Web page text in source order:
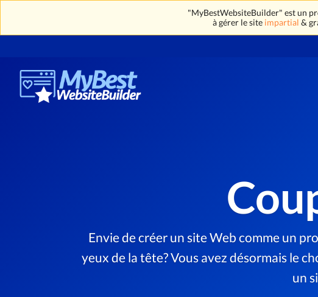
"MyBestWebsiteBuilder" est un
à gérer le site impartial &
Envie de créer un site Web comme un
yeux de la tête? Vous avez désormais le
un